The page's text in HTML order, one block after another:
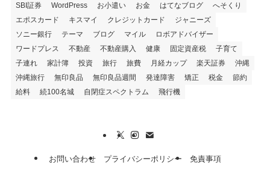
SBI証券
WordPress お小遣い お金 はてなブログ
へそくり
エポスカード
キスマイ クレジットカード
ジャニーズ
ソニー銀行
テーマ ブログ マイル
ロボアドバイザー
ワードプレス
不動産 不動産購入 健康 固定資産税
子育て
子連れ
家計簿 投資 旅行 旅費 月経カップ 楽天証券
沖縄
沖縄旅行
無印良品 無印良品週間 発達障害 矯正 税金
節約
給料
続100名城 自閉症スペクトラム 飛行機
お問い合わせ プライバシーポリシー 免責事項